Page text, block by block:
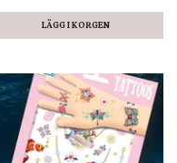
LÄGG I KORGEN